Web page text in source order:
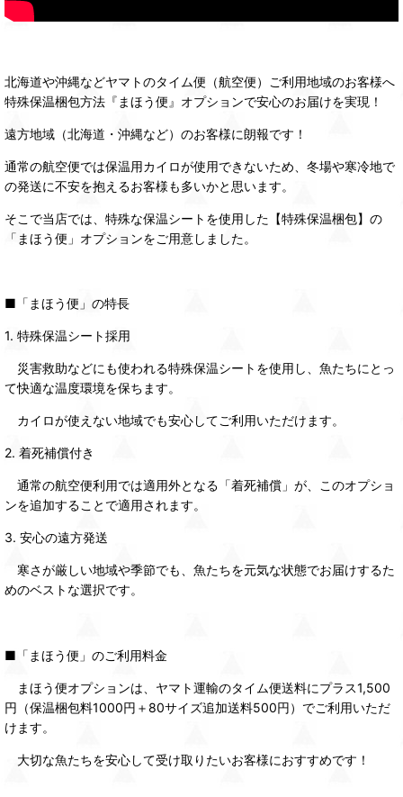
北海道や沖縄などヤマトのタイム便（航空便）ご利用地域のお客様へ
特殊保温梱包方法『まほう便』オプションで安心のお届けを実現！
遠方地域（北海道・沖縄など）のお客様に朗報です！
通常の航空便では保温用カイロが使用できないため、冬場や寒冷地で
の発送に不安を抱えるお客様も多いかと思います。
そこで当店では、特殊な保温シートを使用した【特殊保温梱包】の
「まほう便」オプションをご用意しました。
■「まほう便」の特長
1. 特殊保温シート採用
災害救助などにも使われる特殊保温シートを使用し、魚たちにとっ
て快適な温度環境を保ちます。
カイロが使えない地域でも安心してご利用いただけます。
2. 着死補償付き
通常の航空便利用では適用外となる「着死補償」が、このオプショ
ンを追加することで適用されます。
3. 安心の遠方発送
寒さが厳しい地域や季節でも、魚たちを元気な状態でお届けするた
めのベストな選択です。
■「まほう便」のご利用料金
まほう便オプションは、ヤマト運輸のタイム便送料にプラス1,500
円（保温梱包料1000円＋80サイズ追加送料500円）でご利用いただ
けます。
大切な魚たちを安心して受け取りたいお客様におすすめです！